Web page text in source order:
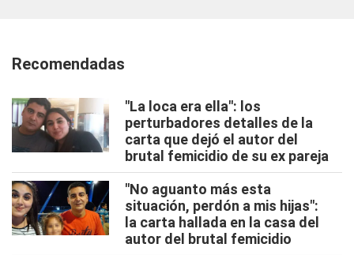
Recomendadas
"La loca era ella": los
perturbadores detalles de la
carta que dejó el autor del
brutal femicidio de su ex pareja
"No aguanto más esta
situación, perdón a mis hijas":
la carta hallada en la casa del
autor del brutal femicidio